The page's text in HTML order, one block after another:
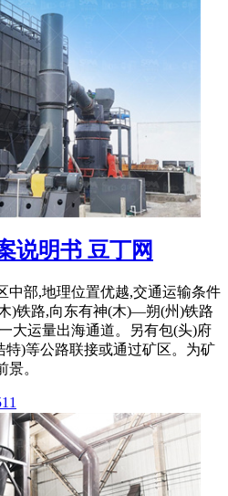
说明书 豆丁网
中部,地理位置优越,交通运输条件
)铁路,向东有神(木)—朔(州)铁路
大运量出海通道。另有包(头)府
特)等公路联接或通过矿区。为矿
景。